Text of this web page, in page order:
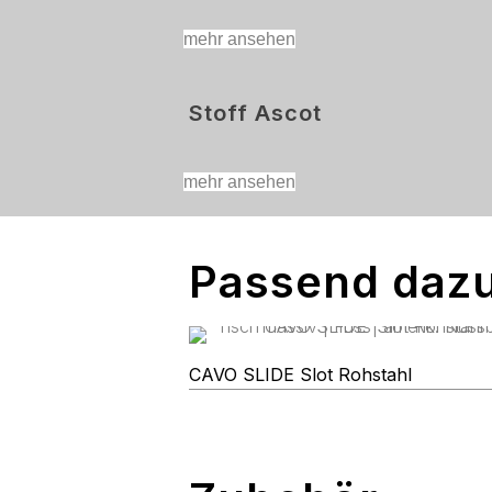
mehr ansehen
Stoff Ascot
mehr ansehen
Passend
CAVO SLIDE Slot Rohstahl